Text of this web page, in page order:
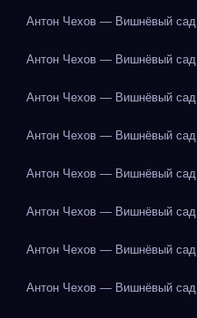
Антон Чехов — Вишнёвый сад
Антон Чехов — Вишнёвый сад
Антон Чехов — Вишнёвый сад
Антон Чехов — Вишнёвый сад
Антон Чехов — Вишнёвый сад
Антон Чехов — Вишнёвый сад
Антон Чехов — Вишнёвый сад
Антон Чехов — Вишнёвый сад